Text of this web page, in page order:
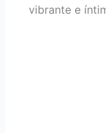
vibrante e